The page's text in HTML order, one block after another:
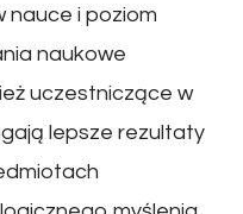
nauce i poziom
naukowe
uczestniczące w
lepsze rezultaty